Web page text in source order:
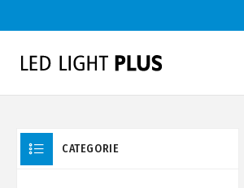
CATEGORIE